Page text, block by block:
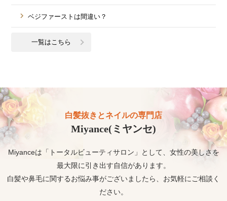
ベジファーストは間違い？
一覧はこちら
白髪抜きとネイルの専門店
Miyance(ミヤンセ)
Miyanceは「トータルビューティサロン」として、女性の美しさを
最大限に引き出す自信があります。
白髪や鼻毛に関するお悩み事がございましたら、お気軽にご相談く
ださい。